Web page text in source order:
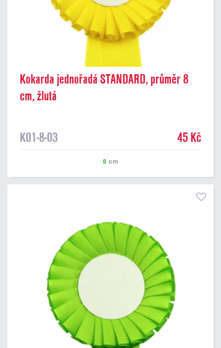
Kokarda jednořadá STANDARD, průměr 8
cm, žlutá
K01-8-03 45 Kč
8 cm